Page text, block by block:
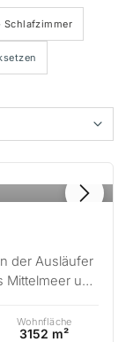
Schlafzimmer
der Ausläufer
und
Wohnfläche
3152 m²